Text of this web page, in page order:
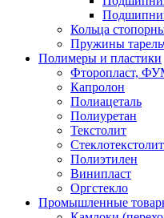
Кольца
Пружины
Полимеры и пластики
Фторопласт,
Капролон
Полиацеталь
Полиуретан
Текстолит
Стеклотекстолит
Полиэтилен
Винипласт
Оргстекло
Промышленные